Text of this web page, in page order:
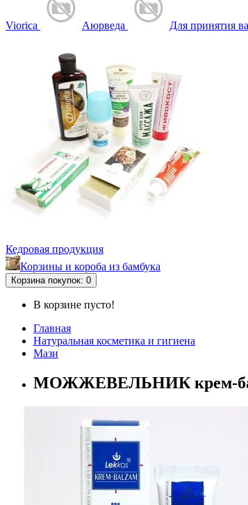
Viorica Аюрведа Для принятия
Кедровая продукция
Корзины и короба из бамбука
Корзинапокупок: 0
В корзине пусто!
Главная
Натуральная косметика и гигиена
Мази
МОЖЖЕВЕЛЬНИК крем-